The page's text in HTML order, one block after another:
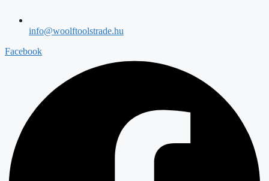
info@woolftoolstrade.hu
Facebook